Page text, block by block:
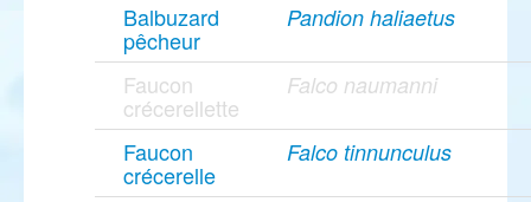
Balbuzard
pêcheur
Pandion haliaetus
Faucon
crécerellette
Falco naumanni
Faucon
crécerelle
Falco tinnunculus